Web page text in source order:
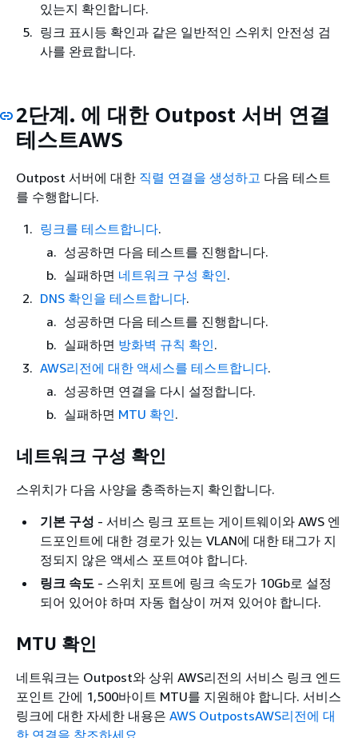
있는지 확인합니다.
링크 표시등 확인과 같은 일반적인 스위치 안전성 검
사를 완료합니다.
2단계. 에 대한 Outpost 서버 연결
테스트AWS
Outpost 서버에 대한 직렬 연결을 생성하고 다음 테스트
를 수행합니다.
링크를 테스트합니다.
성공하면 다음 테스트를 진행합니다.
실패하면 네트워크 구성 확인.
DNS 확인을 테스트합니다.
성공하면 다음 테스트를 진행합니다.
실패하면 방화벽 규칙 확인.
AWS리전에 대한 액세스를 테스트합니다.
성공하면 연결을 다시 설정합니다.
실패하면 MTU 확인.
네트워크 구성 확인
스위치가 다음 사양을 충족하는지 확인합니다.
기본 구성 - 서비스 링크 포트는 게이트웨이와 AWS 엔
드포인트에 대한 경로가 있는 VLAN에 대한 태그가 지
정되지 않은 액세스 포트여야 합니다.
링크 속도 - 스위치 포트에 링크 속도가 10Gb로 설정
되어 있어야 하며 자동 협상이 꺼져 있어야 합니다.
MTU 확인
네트워크는 Outpost와 상위 AWS리전의 서비스 링크 엔드
포인트 간에 1,500바이트 MTU를 지원해야 합니다. 서비스
링크에 대한 자세한 내용은 AWS OutpostsAWS리전에 대
한 연결을 참조하세요